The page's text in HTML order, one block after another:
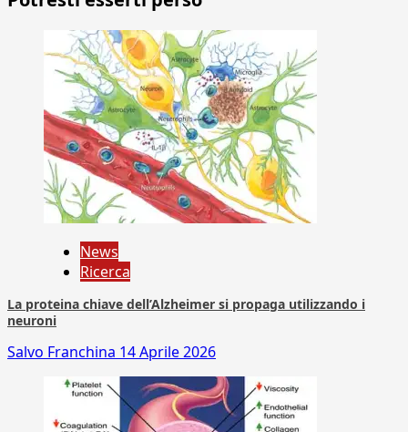
News
Ricerca
La proteina chiave dell’Alzheimer si propaga utilizzando i
neuroni
Salvo Franchina 14 Aprile 2026